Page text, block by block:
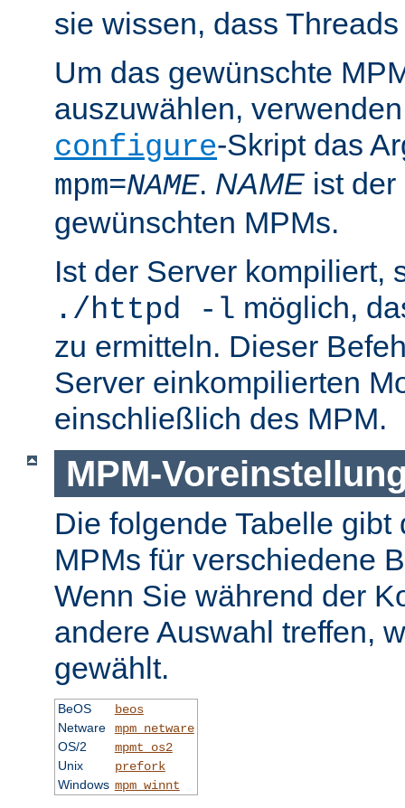
sie wissen, dass
Um das gewünschte
auszuwählen,
configure-Skript das
mpm=NAME. NAME ist
gewünschten MPMs.
Ist der Server kompiliert,
./httpd -l möglich,
zu ermitteln. Dieser
Server einkompilierten
einschließlich des MPM.
MPM-
Die folgende Tabelle
MPMs für verschiedene
Wenn Sie während der
andere Auswahl treffen,
gewählt.
BeOS
beos
Netware
mpm_netware
OS/2
mpmt_os2
Unix
prefork
Windows mpm_winnt